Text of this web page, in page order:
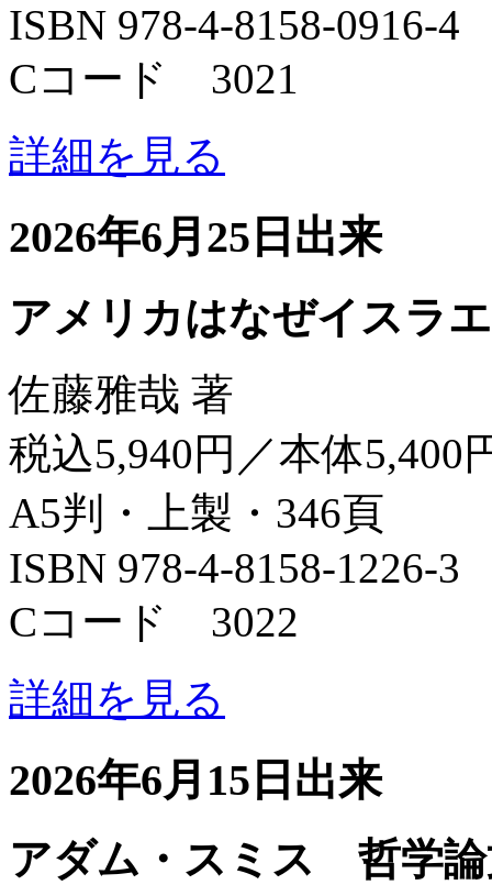
ISBN 978-4-8158-0916-4
Cコード 3021
詳細を見る
2026年6月25日出来
アメリカはなぜイスラ
佐藤雅哉 著
税込5,940円／本体5,400
A5判・上製・346頁
ISBN 978-4-8158-1226-3
Cコード 3022
詳細を見る
2026年6月15日出来
アダム・スミス 哲学論